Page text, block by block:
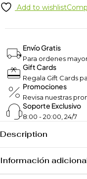
Add to wishlist
Envío Gratis
Para ordenes
Gift Cards
Regala Gift Cards
Promociones
Revisa nuestras
Soporte Exclusivo
8:00 - 20:00, 24/7
Description
Información